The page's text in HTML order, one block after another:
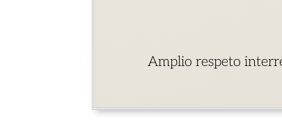
Amplio respeto